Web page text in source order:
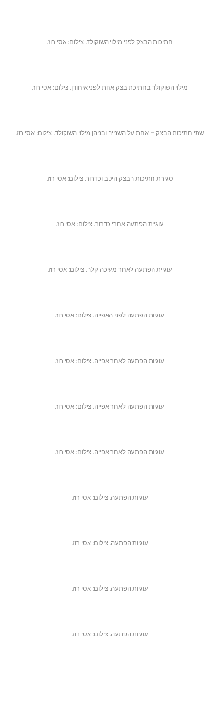
חתיכות הבצק לפני מילוי השוקולד. צילום: אסי רוז.
מילוי השוקולד בחתיכת בצק אחת לפני איחודן. צילום: אסי רוז.
שתי חתיכות הבצק – אחת על השנייה ובניהן מילוי השוקולד. צילום: אסי רוז.
סגירת חתיכות הבצק היטב וכדרור. צילום: אסי רוז.
עוגיית הפתעה אחרי כדרור. צילום: אסי רוז.
עוגיית הפתעה לאחר מעיכה קלה. צילום: אסי רוז.
עוגיות הפתעה לפני האפייה. צילום: אסי רוז.
עוגיות הפתעה לאחר אפייה. צילום: אסי רוז.
עוגיות הפתעה לאחר אפייה. צילום: אסי רוז.
עוגיות הפתעה לאחר אפייה. צילום: אסי רוז.
עוגיות הפתעה. צילום: אסי רוז.
עוגיות הפתעה. צילום: אסי רוז.
עוגיות הפתעה. צילום: אסי רוז.
עוגיות הפתעה. צילום: אסי רוז.